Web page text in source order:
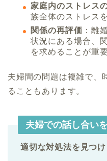
家庭内のストレス
族全体のストレス
関係の再評価 ：離
状況にある場合、
を求めることが重
夫婦間の問題は複雑で、
ることもあります。
夫婦での話し合い
適切な対処法を見つけ